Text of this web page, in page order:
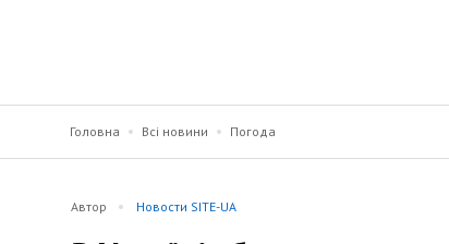
Головна Всі новини Погода
Автор Новости SITE-UA